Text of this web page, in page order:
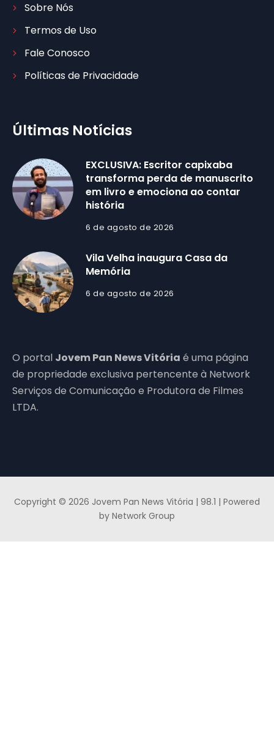
Sobre Nós
Termos de Uso
Fale Conosco
Políticas de Privacidade
Últimas Notícias
EXCLUSIVA: Escritor capixaba
transforma perda de manuscrito
em livro e emociona ao contar
história
6 de agosto de 2026
Vila Velha inaugura Casa da
Memória
6 de agosto de 2026
O portal Jovem Pan News Vitória é uma página
de propriedade exclusiva pertencente à Network
Serviços de Comunicação e Produtora de Filmes
LTDA.
Copyright © 2026 Jovem Pan News Vitória | 98.1 | Powered
by Network Group